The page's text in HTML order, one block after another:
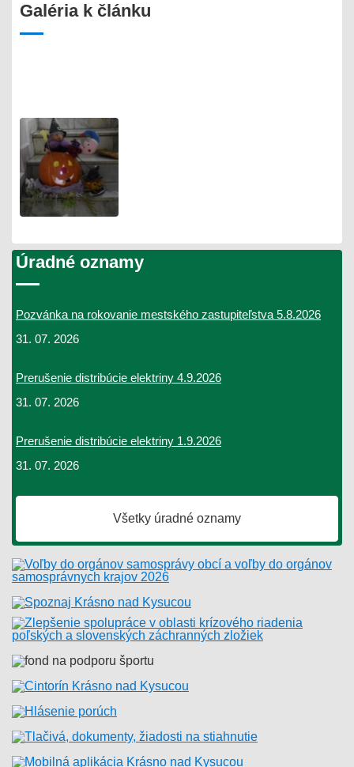
Galéria k článku
Úradné oznamy
Pozvánka na rokovanie mestského zastupiteľstva 5.8.2026
31. 07. 2026
Prerušenie distribúcie elektriny 4.9.2026
31. 07. 2026
Prerušenie distribúcie elektriny 1.9.2026
31. 07. 2026
Všetky úradné oznamy